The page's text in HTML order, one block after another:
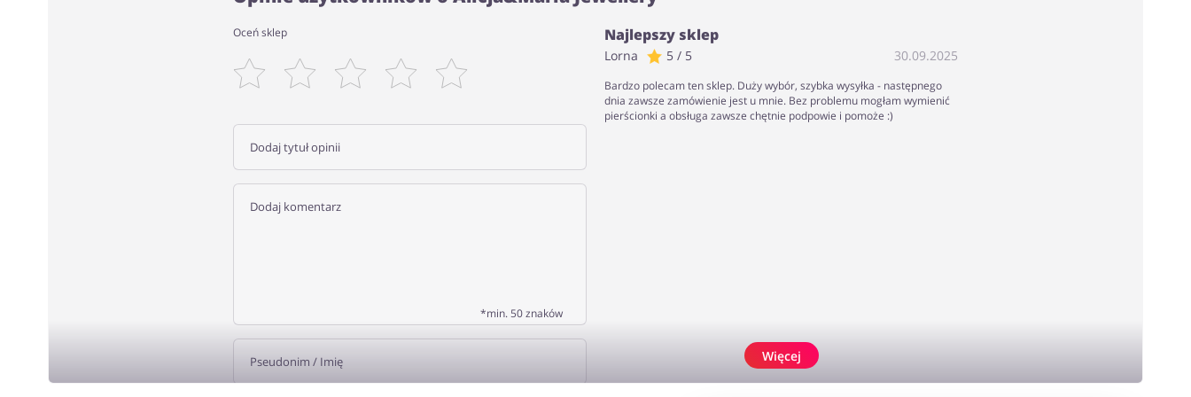
Oceń sklep
*min. 50 znaków
Najlepszy sklep
Lorna 5 / 5 30.09.2025
Bardzo polecam ten sklep. Duży wybór, szybka wysyłka - następnego
dnia zawsze zamówienie jest u mnie. Bez problemu mogłam wymienić
pierścionki a obsługa zawsze chętnie podpowie i pomoże :)
Więcej